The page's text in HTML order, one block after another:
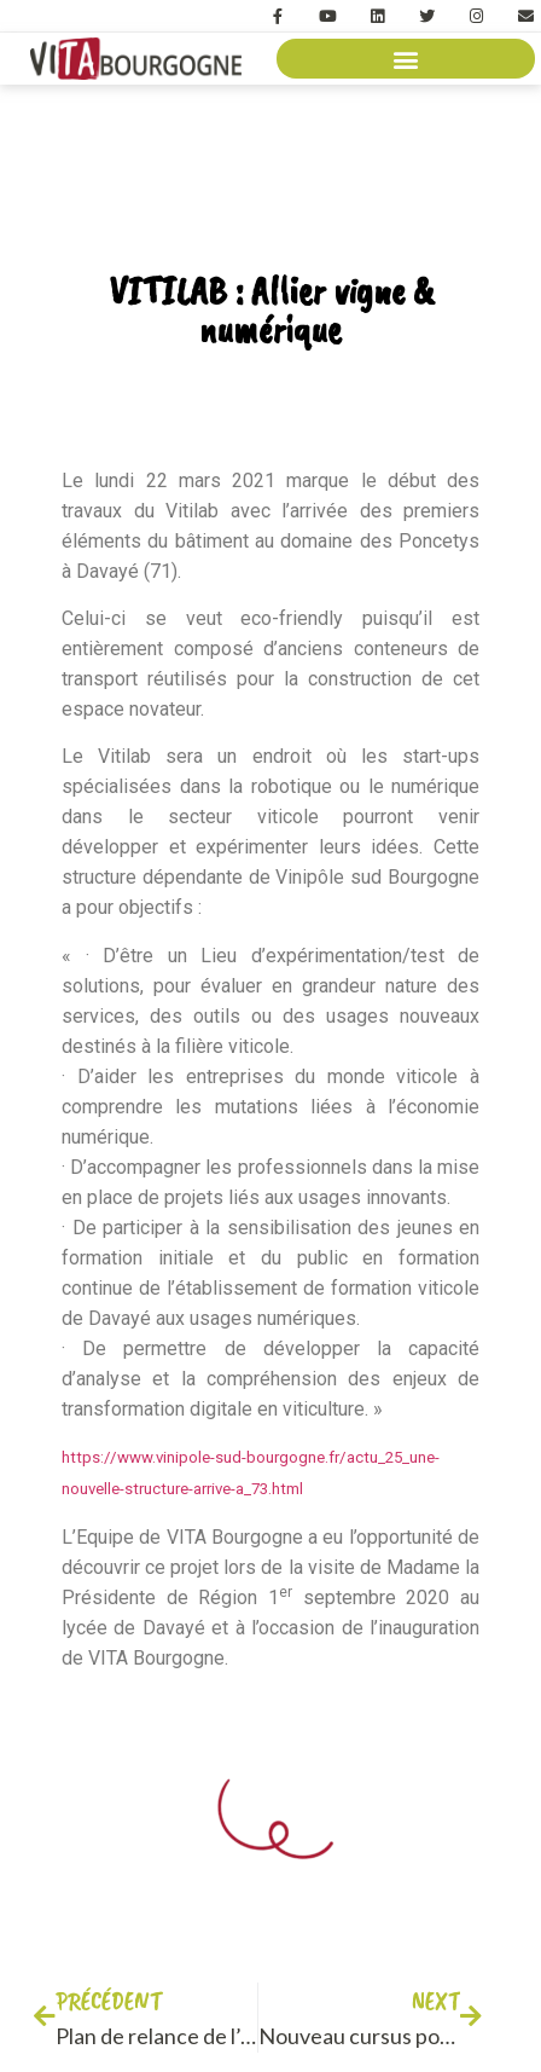
VITILAB : Allier vigne &
numérique
Le lundi 22 mars 2021 marque le début des
travaux du Vitilab avec l’arrivée des premiers
éléments du bâtiment au domaine des Poncetys
à Davayé (71).
Celui-ci se veut eco-friendly puisqu’il est
entièrement composé d’anciens conteneurs de
transport réutilisés pour la construction de cet
espace novateur.
Le Vitilab sera un endroit où les start-ups
spécialisées dans la robotique ou le numérique
dans le secteur viticole pourront venir
développer et expérimenter leurs idées. Cette
structure dépendante de Vinipôle sud Bourgogne
a pour objectifs :
« · D’être un Lieu d’expérimentation/test de
solutions, pour évaluer en grandeur nature des
services, des outils ou des usages nouveaux
destinés à la filière viticole.
· D’aider les entreprises du monde viticole à
comprendre les mutations liées à l’économie
numérique.
· D’accompagner les professionnels dans la mise
en place de projets liés aux usages innovants.
· De participer à la sensibilisation des jeunes en
formation initiale et du public en formation
continue de l’établissement de formation viticole
de Davayé aux usages numériques.
· De permettre de développer la capacité
d’analyse et la compréhension des enjeux de
transformation digitale en viticulture. »
https://www.vinipole-sud-bourgogne.fr/actu_25_une-
nouvelle-structure-arrive-a_73.html
L’Equipe de VITA Bourgogne a eu l’opportunité de
découvrir ce projet lors de la visite de Madame la
Présidente de Région 1 er
septembre 2020 au
lycée de Davayé et à l’occasion de l’inauguration
de VITA Bourgogne.
PRÉCÉDENT
Plan de relance de l’emploi des jeunes face à la crise du COVID 19 « 1 jeune, 1 solution »
NEXT
Nouveau cursus pour devenir Caviste en chai !